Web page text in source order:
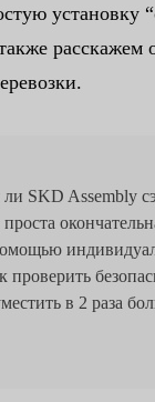
установку
расскажем
SKD Assembly
проверить
в 2 раза